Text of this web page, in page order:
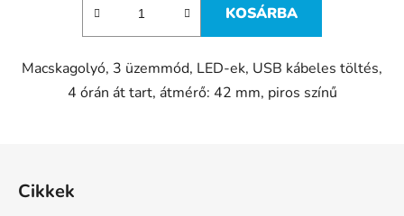
KOSÁRBA
Macskagolyó, 3 üzemmód, LED-ek, USB kábeles töltés,
4 órán át tart, átmérő: 42 mm, piros színű
Cikkek